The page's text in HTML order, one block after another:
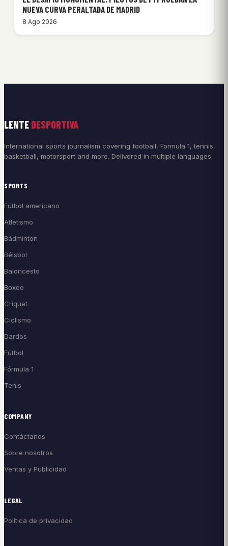
NUEVA CURVA PERALTADA DE MADRID
8 Ago 2026
LENTE DESPORTIVA
International sports journalism covering football, Formula 1, tennis,
basketball, motorsport and more. Delivered in multiple languages.
SPORTS
Fútbol americano
Atletismo
Bádminton
Béisbol
Baloncesto
Boxeo
Críquet
Ciclismo
Dardos
Fútbol
Fórmula 1
Tenis
COMPANY
Contáctanos
Sobre nosotros
Ventas y Publicidad
LEGAL
Política de privacidad